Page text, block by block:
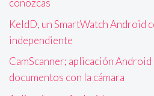
conozcas
KeldD, un SmartWatch Android
independiente
CamScanner; aplicación Android
documentos con la cámara